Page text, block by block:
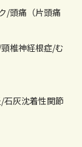
/頭痛（片頭痛
椎神経根症/む
灰沈着性関節